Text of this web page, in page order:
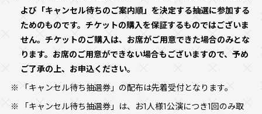
よび「キャンセル待ちのご案内順」を決定する抽選に参加する
ためのものです。チケットの購入を保証するものではございま
せん。チケットのご購入は、お席がご用意できた場合のみとな
ります。お席のご用意ができない場合もございますので、予め
ご了承の上、お申込ください。
「キャンセル待ち抽選券」の配布は先着受付となります。
「キャンセル待ち抽選券」は、お1人様1公演につき1回のみ取